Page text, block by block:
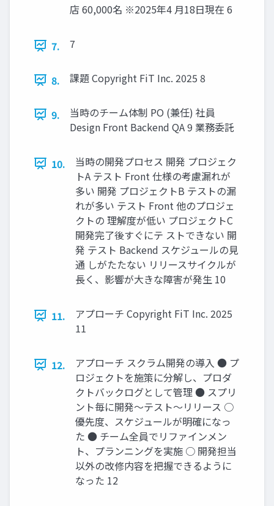
店 60,000名 ※2025年4 ⽉18⽇現在 6
7. 7
8. 課題 Copyright FiT Inc. 2025 8
9.
当時のチーム体制 PO (兼任) 社員
Design Front Backend QA 9 業務委託
10.
当時の開発プロセス 開発 プロジェク
トA テスト Front 仕様の考慮漏れが
多い 開発 プロジェクトB テストの漏
れが多い テスト Front 他のプロジェ
クトの 理解度が低い プロジェクトC
開発完了後すぐにテ ストできない 開
発 テスト Backend スケジュールの見
通 しがたたない リリースサイクルが
長く、影響が大きな障害が発生 10
11.
アプローチ Copyright FiT Inc. 2025
11
12.
アプローチ スクラム開発の導入 ● プ
ロジェクトを施策に分解し、プロダ
クトバックログとして管理 ● スプリ
ント毎に開発〜テスト〜リリース ○
優先度、スケジュールが明確になっ
た ● チーム全員でリファインメン
ト、プランニングを実施 ○ 開発担当
以外の改修内容を把握できるように
なった 12